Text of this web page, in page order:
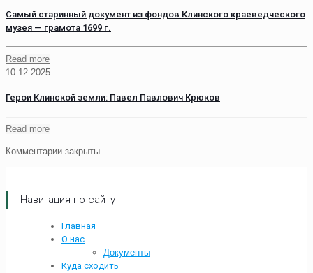
Самый старинный документ из фондов Клинского краеведческого
музея — грамота 1699 г.
Read more
10.12.2025
Герои Клинской земли: Павел Павлович Крюков
Read more
Комментарии закрыты.
Навигация по сайту
Главная
О нас
Документы
Куда сходить